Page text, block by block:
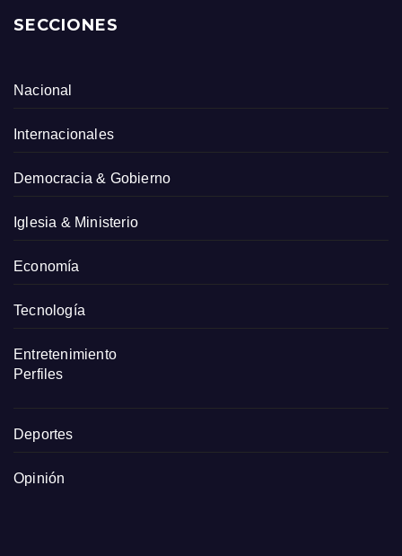
SECCIONES
Nacional
Internacionales
Democracia & Gobierno
Iglesia & Ministerio
Economía
Tecnología
Entretenimiento
Perfiles
Deportes
Opinión